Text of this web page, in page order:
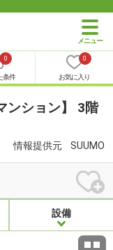
0
条件
0
お気に入り
ンション】 3階
情報提供元 SUUMO
設備